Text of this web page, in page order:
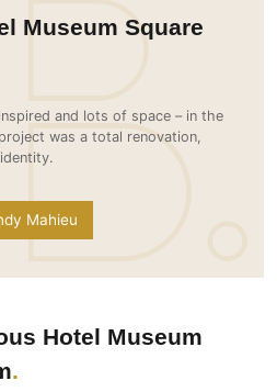
Museum Square
and lots of space – in the
was a total renovation,
Mahieu
Hotel Museum